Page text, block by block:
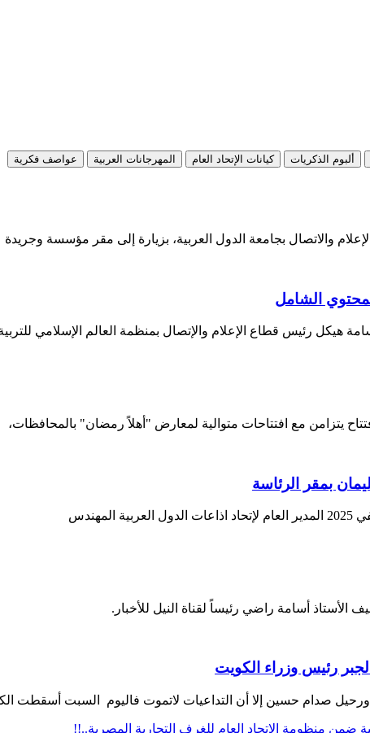
ألبوم الذكريات كيانات الإتحاد العام المهرجانات العربية عواصف فكرية
والاتصال بجامعة الدول العربية، بزيارة إلى مقر مؤسسة وجريدة
الشامل
هيكل رئيس قطاع الإعلام والإتصال بمنظمة العالم الإسلامي
يتزامن مع افتتاحات متوالية لمعارض "أهلاً رمضان" بالمحافظات،
بمقر الرئاسة
الأستاذ أسامة راضي رئيساً لقناة النيل للأخبار.
رئيس وزراء الكويت
صدام حسين إلا أن التداعيات لاتموت فاليوم السبت أسقطت